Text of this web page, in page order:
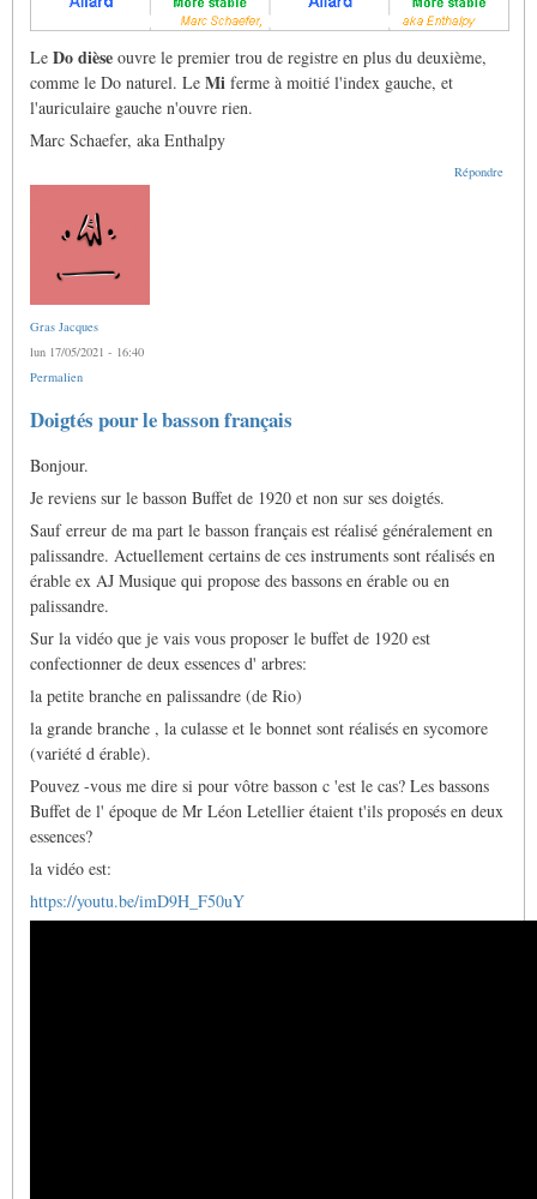
Le Do dièse ouvre le premier trou de registre en plus du deuxième,
comme le Do naturel. Le Mi ferme à moitié l'index gauche, et
l'auriculaire gauche n'ouvre rien.
Marc Schaefer, aka Enthalpy
Répondre
Gras Jacques
lun 17/05/2021 - 16:40
Permalien
Doigtés pour le basson français
Bonjour.
Je reviens sur le basson Buffet de 1920 et non sur ses doigtés.
Sauf erreur de ma part le basson français est réalisé généralement en
palissandre. Actuellement certains de ces instruments sont réalisés en
érable ex AJ Musique qui propose des bassons en érable ou en
palissandre.
Sur la vidéo que je vais vous proposer le buffet de 1920 est
confectionner de deux essences d' arbres:
la petite branche en palissandre (de Rio)
la grande branche , la culasse et le bonnet sont réalisés en sycomore
(variété d érable).
Pouvez -vous me dire si pour vôtre basson c 'est le cas? Les bassons
Buffet de l' époque de Mr Léon Letellier étaient t'ils proposés en deux
essences?
la vidéo est:
https://youtu.be/imD9H_F50uY